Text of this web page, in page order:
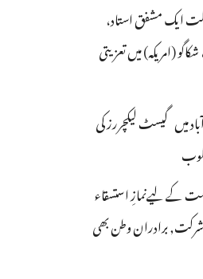
ملت ایک مشفق استاد،
(امریکہ) میں تعزیتی
میں گیسٹ لیکچررز کی
کے لیےنمازِ استسقاء
شرکت, برادران وطن بھی